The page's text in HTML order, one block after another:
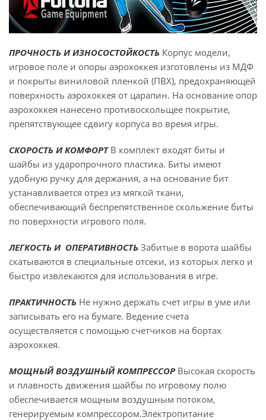
ПРОЧНОСТЬ И ИЗНОСОСТОЙКОСТЬ Корпус модели,
игровое поле и опоры аэрохоккея изготовлены из МДФ
и покрыты виниловой пленкой (ПВХ), предохраняющей
поверхность аэрохоккея от царапин. На основание опор
аэрохоккея нанесено противоскольщее покрытие,
препятствующее сдвигу корпуса во время игры.
СКОРОСТЬ И КОМФОРТВ комплект входят биты и
шайбы из ударопрочного пластика. Биты имеют
удобную ручку для держания, а на основание бит
устанавливается отрез из мягкой ткани,
обеспечивающий беспрепятственное скольжение биты
по поверхности игрового поля.
ЛЕГКОСТЬ И ОПЕРАТИВНОСТЬ Забитые в ворота шайбы
скатываются в специальные отсеки, из которых легко и
быстро извлекаются для использования в игре.
ПРАКТИЧНОСТЬ Не нужно держать счет игры в уме или
записывать его на бумаге. Ведение счета
осуществляется с помощью счетчиков на бортах
аэрохоккея.
МОЩНЫЙ ВОЗДУШНЫЙ КОМПРЕССОРВысокая скорость
и плавность движения шайбы по игровому полю
обеспечивается мощным воздушным потоком,
генерируемым компрессором.Электропитание